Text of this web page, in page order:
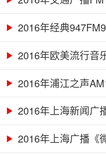
2016年经典
2016年欧美流行音
2016年浦江之声
2016年上海新闻广
2016年上海广播《